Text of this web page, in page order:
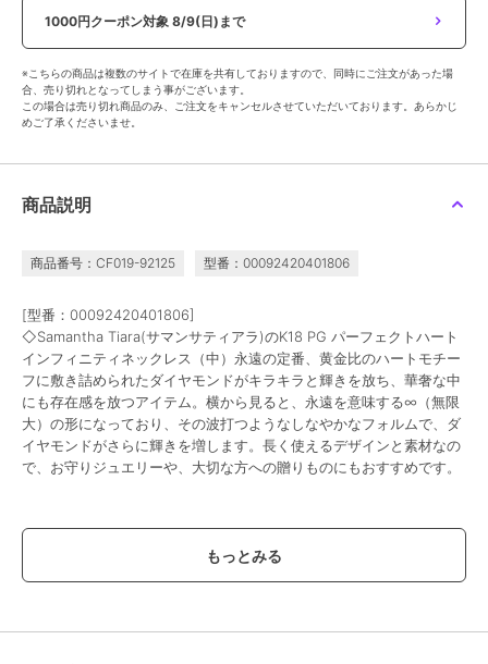
1000円クーポン対象 8/9(日)まで
※こちらの商品は複数のサイトで在庫を共有しておりますので、同時にご注文があった場
合、売り切れとなってしまう事がございます。
この場合は売り切れ商品のみ、ご注文をキャンセルさせていただいております。あらかじ
めご了承くださいませ。
商品説明
商品番号：CF019-92125 型番：00092420401806
[型番：00092420401806]
◇Samantha Tiara(サマンサティアラ)のK18 PG パーフェクトハート
インフィニティネックレス（中）永遠の定番、黄金比のハートモチー
フに敷き詰められたダイヤモンドがキラキラと輝きを放ち、華奢な中
にも存在感を放つアイテム。横から見ると、永遠を意味する∞（無限
大）の形になっており、その波打つようなしなやかなフォルムで、ダ
イヤモンドがさらに輝きを増します。長く使えるデザインと素材なの
で、お守りジュエリーや、大切な方への贈りものにもおすすめです。
／ネックレス・ペンダント